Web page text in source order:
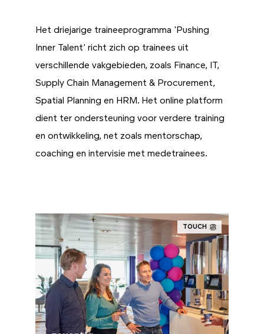
Het driejarige traineeprogramma 'Pushing
Inner Talent' richt zich op trainees uit
verschillende vakgebieden, zoals Finance, IT,
Supply Chain Management & Procurement,
Spatial Planning en HRM. Het online platform
dient ter ondersteuning voor verdere training
en ontwikkeling, net zoals mentorschap,
coaching en intervisie met medetrainees.
TOUCH
70% van het leren vindt plaats op de